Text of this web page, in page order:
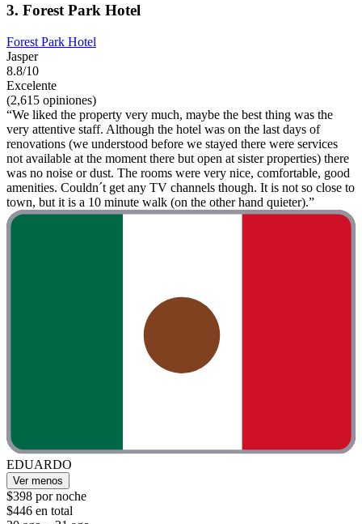
3. Forest Park Hotel
Forest Park Hotel
Jasper
8.8/10
Excelente
(2,615 opiniones)
“We liked the property very much, maybe the best thing was the
very attentive staff. Although the hotel was on the last days of
renovations (we understood before we stayed there were services
not available at the moment there but open at sister properties) there
was no noise or dust. The rooms were very nice, comfortable, good
amenities. Couldn´t get any TV channels though. It is not so close to
town, but it is a 10 minute walk (on the other hand quieter).”
EDUARDO
Ver menos
$398 por noche
$446 en total